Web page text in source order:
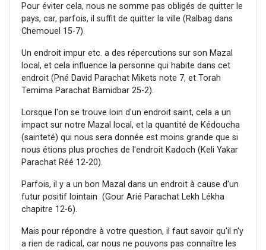
Pour éviter cela, nous ne somme pas obligés de quitter le
pays, car, parfois, il suffit de quitter la ville (Ralbag dans
Chemouel 15-7).
Un endroit impur etc. a des répercutions sur son Mazal
local, et cela influence la personne qui habite dans cet
endroit (Pné David Parachat Mikets note 7, et Torah
Temima Parachat Bamidbar 25-2).
Lorsque l'on se trouve loin d'un endroit saint, cela a un
impact sur notre Mazal local, et la quantité de Kédoucha
(sainteté) qui nous sera donnée est moins grande que si
nous étions plus proches de l'endroit Kadoch (Keli Yakar
Parachat Réé 12-20).
Parfois, il y a un bon Mazal dans un endroit à cause d'un
futur positif lointain (Gour Arié Parachat Lekh Lékha
chapitre 12-6).
Mais pour répondre à votre question, il faut savoir qu'il n'y
a rien de radical, car nous ne pouvons pas connaître les